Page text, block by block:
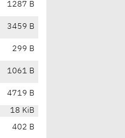
1287 B
3459 B
299 B
1061 B
4719 B
18 KiB
402 B